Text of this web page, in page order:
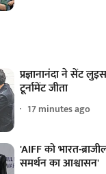
प्रज्ञानानंदा ने सेंट
टूर्नामेंट जीता
17 minutes ago
'AIFF को भारत-
समर्थन का आश्वासन'